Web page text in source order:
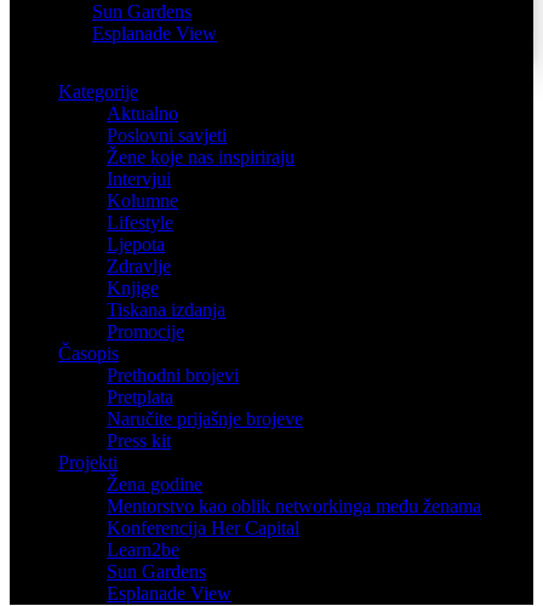
Sun Gardens
Esplanade View
Kategorije
Aktualno
Poslovni savjeti
Žene koje nas inspiriraju
Intervjui
Kolumne
Lifestyle
Ljepota
Zdravlje
Knjige
Tiskana izdanja
Promocije
Časopis
Prethodni brojevi
Pretplata
Naručite prijašnje brojeve
Press kit
Projekti
Žena godine
Mentorstvo kao oblik networkinga među ženama
Konferencija Her Capital
Learn2be
Sun Gardens
Esplanade View